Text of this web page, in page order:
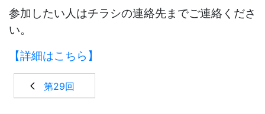
参加したい人はチラシの連絡先までご連絡くださ
い。
【詳細はこちら】
第29回